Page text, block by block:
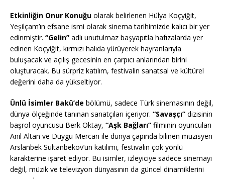
Etkinliğin Onur Konuğu olarak belirlenen Hülya Koçyiğit,
Yeşilçam’ın efsane ismi olarak sinema tarihimizde kalıcı bir yer
edinmiştir. “Gelin” adlı unutulmaz başyapıtla hafızalarda yer
edinen Koçyiğit, kırmızı halıda yürüyerek hayranlarıyla
buluşacak ve açılış gecesinin en çarpıcı anlarından birini
oluşturacak. Bu sürpriz katılım, festivalin sanatsal ve kültürel
değerini daha da yükseltiyor.
Ünlü İsimler Bakü’de bölümü, sadece Türk sinemasının değil,
dünya ölçeğinde tanınan sanatçıları içeriyor. “Savaşçı” dizisinin
başrol oyuncusu Berk Oktay, “Aşk Bağları” filminin oyuncuları
Anıl Altan ve Duygu Mercan ile dünya çapında bilinen müzisyen
Arslanbek Sultanbekov’un katılımı, festivalin çok yönlü
karakterine işaret ediyor. Bu isimler, izleyiciye sadece sinemayı
değil, müzik ve televizyon dünyasının da güncel dinamiklerini